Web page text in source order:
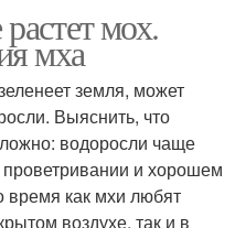
мох.
мха
земля, может
Выяснить, что
водоросли чаще
и хорошем
время как мхи любят
воздухе, так и в